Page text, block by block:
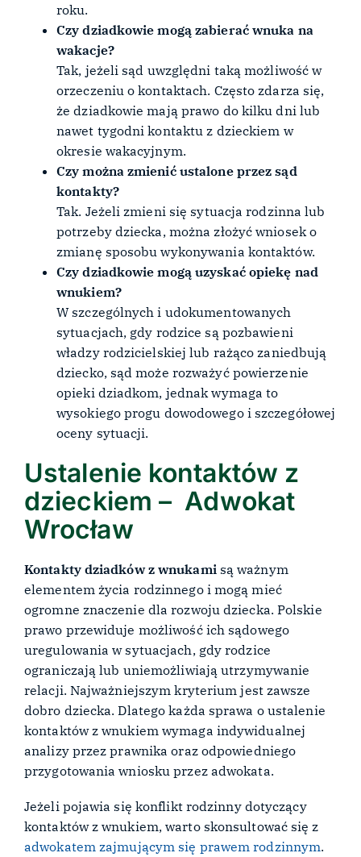
roku.
Czy dziadkowie mogą zabierać wnuka na
wakacje?
Tak, jeżeli sąd uwzględni taką możliwość w
orzeczeniu o kontaktach. Często zdarza się,
że dziadkowie mają prawo do kilku dni lub
nawet tygodni kontaktu z dzieckiem w
okresie wakacyjnym.
Czy można zmienić ustalone przez sąd
kontakty?
Tak. Jeżeli zmieni się sytuacja rodzinna lub
potrzeby dziecka, można złożyć wniosek o
zmianę sposobu wykonywania kontaktów.
Czy dziadkowie mogą uzyskać opiekę nad
wnukiem?
W szczególnych i udokumentowanych
sytuacjach, gdy rodzice są pozbawieni
władzy rodzicielskiej lub rażąco zaniedbują
dziecko, sąd może rozważyć powierzenie
opieki dziadkom, jednak wymaga to
wysokiego progu dowodowego i szczegółowej
oceny sytuacji.
Ustalenie kontaktów z
dzieckiem – Adwokat
Wrocław
Kontakty dziadków z wnukami są ważnym
elementem życia rodzinnego i mogą mieć
ogromne znaczenie dla rozwoju dziecka. Polskie
prawo przewiduje możliwość ich sądowego
uregulowania w sytuacjach, gdy rodzice
ograniczają lub uniemożliwiają utrzymywanie
relacji. Najważniejszym kryterium jest zawsze
dobro dziecka. Dlatego każda sprawa o ustalenie
kontaktów z wnukiem wymaga indywidualnej
analizy przez prawnika oraz odpowiedniego
przygotowania wniosku przez adwokata.
Jeżeli pojawia się konflikt rodzinny dotyczący
kontaktów z wnukiem, warto skonsultować się z
adwokatem zajmującym się prawem rodzinnym.